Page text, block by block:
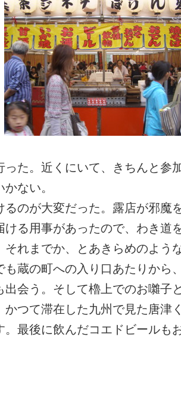
った。近くにいて、きちんと参
ない。
のが大変だった。露店が邪魔
る用事があったので、わき道
れまでか、とあきらめのよう
蔵の町への入り口あたりから
会う。そして櫓上でのお囃子
つて滞在した九州で見た唐津
最後に飲んだコエドビールも